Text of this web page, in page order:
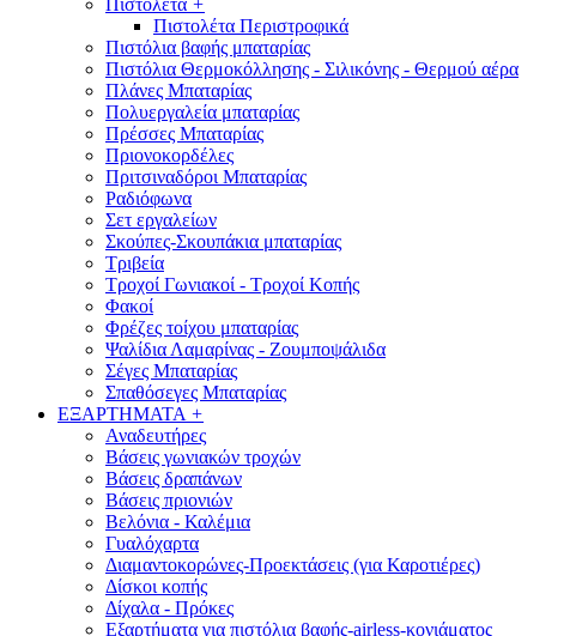
Πιστολέτα +
Πιστολέτα Περιστροφικά
Πιστόλια βαφής μπαταρίας
Πιστόλια Θερμοκόλλησης - Σιλικόνης - Θερμού αέρα
Πλάνες Μπαταρίας
Πολυεργαλεία μπαταρίας
Πρέσσες Μπαταρίας
Πριονοκορδέλες
Πριτσιναδόροι Μπαταρίας
Ραδιόφωνα
Σετ εργαλείων
Σκούπες-Σκουπάκια μπαταρίας
Τριβεία
Τροχοί Γωνιακοί - Τροχοί Κοπής
Φακοί
Φρέζες τοίχου μπαταρίας
Ψαλίδια Λαμαρίνας - Ζουμποψάλιδα
Σέγες Μπαταρίας
Σπαθόσεγες Μπαταρίας
ΕΞΑΡΤΗΜΑΤΑ +
Αναδευτήρες
Βάσεις γωνιακών τροχών
Βάσεις δραπάνων
Βάσεις πριονιών
Βελόνια - Καλέμια
Γυαλόχαρτα
Διαμαντοκορώνες-Προεκτάσεις (για Καροτιέρες)
Δίσκοι κοπής
Δίχαλα - Πρόκες
Εξαρτήματα για πιστόλια βαφής-airless-κονιάματος